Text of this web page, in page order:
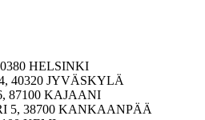
HELSINKI
40320 JYVÄSKYLÄ
87100 KAJAANI
5, 38700 KANKAANPÄÄ